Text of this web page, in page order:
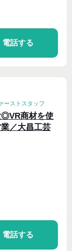
電話する
ーストスタッフ
◎VR商材を使
／大昌工芸
電話する